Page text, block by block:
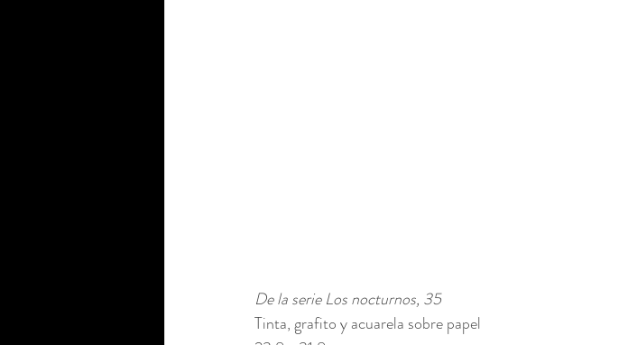
De la serie Los nocturnos, 35
Tinta, grafito y acuarela sobre papel